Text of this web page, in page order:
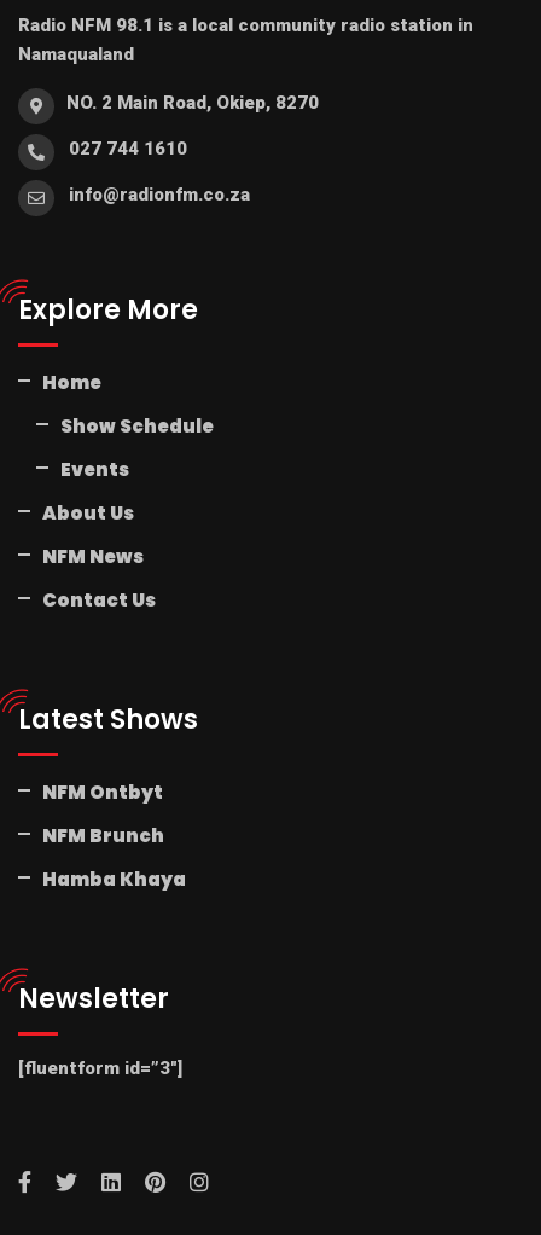
Radio NFM 98.1 is a local community radio station in
Namaqualand
NO. 2 Main Road, Okiep, 8270
027 744 1610
info@radionfm.co.za
Explore More
Home
Show Schedule
Events
About Us
NFM News
Contact Us
Latest Shows
NFM Ontbyt
NFM Brunch
Hamba Khaya
Newsletter
[fluentform id=”3″]